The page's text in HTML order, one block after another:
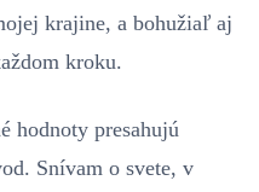
krajine, a bohužiaľ aj
kroku.
hodnoty presahujú
Snívam o svete, v